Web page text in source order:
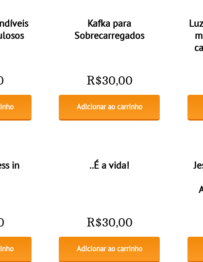
Kafka para
Sobrecarregados
R$30,00
Adicionar ao carrinho
in
..É a vida!
R$30,00
Adicionar ao carrinho